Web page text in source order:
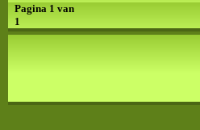
Pagina 1 van
1